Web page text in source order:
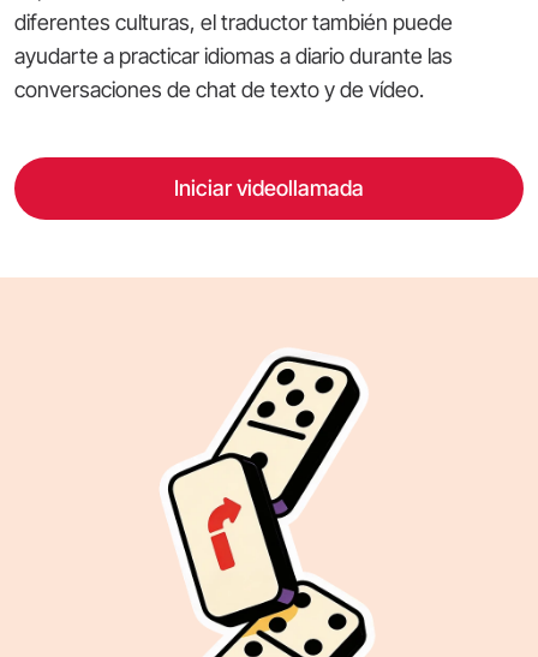
diferentes culturas, el traductor también puede
ayudarte a practicar idiomas a diario durante las
conversaciones de chat de texto y de vídeo.
Iniciar videollamada